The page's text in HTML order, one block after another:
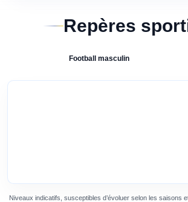
Repères
Football masculin
Niveaux indicatifs, susceptibles d’évoluer selon les saisons